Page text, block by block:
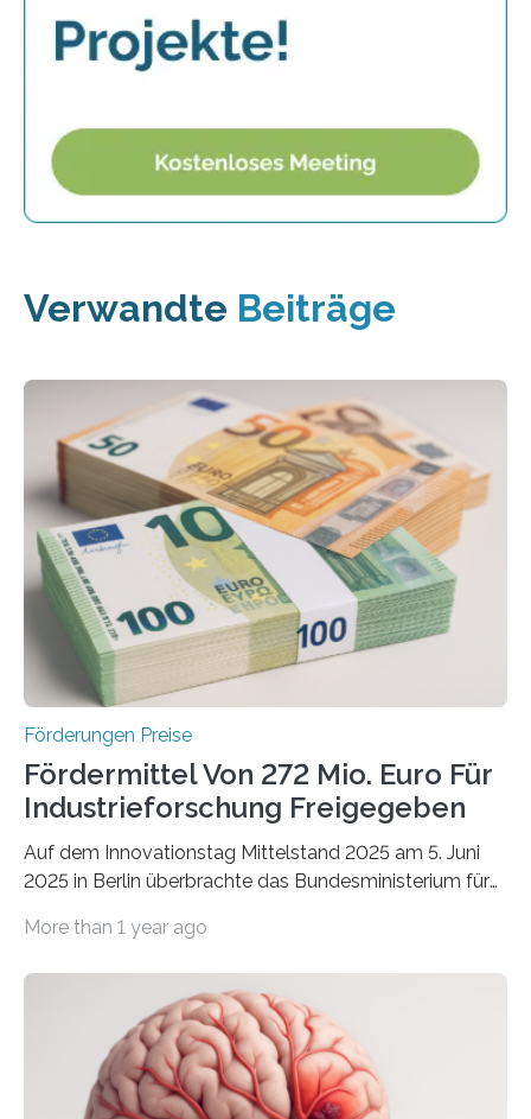
Verwandte Beiträge
Förderungen Preise
Fördermittel Von 272 Mio. Euro Für
Industrieforschung Freigegeben
Auf dem Innovationstag Mittelstand 2025 am 5. Juni
2025 in Berlin überbrachte das Bundesministerium für
Überplanmäßige Verpflichtungsermächtigungen in
Woche vom Haushaltsausschuss freigegeben – unter
anderem zur Unterstützung der
Industrieforschungsprogramme Industrielle
Gemeinschaftsforschung (IGF), Zentrales
Innovationsprogramm Mittelstand (ZIM) und
More than 1 year ago